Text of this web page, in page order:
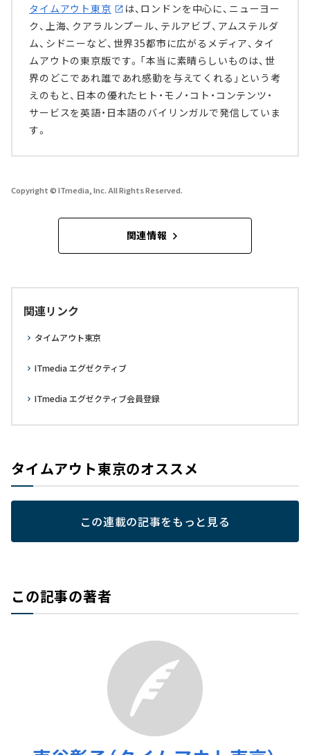
タイムアウト東京
は、ロンドンを中心に、ニューヨー
ク、上海、クアラルンプール、テルアビブ、アムステルダ
ム、シドニーなど、世界35都市に広がるメディア、タイ
ムアウトの東京版です。「本当に素晴らしいものは、世
界のどこであれ誰であれ感動を与えてくれる」という考
えのもと、日本の優れたヒト・モノ・コト・コンテンツ・
サービスを英語・日本語のバイリンガルで発信していま
す。
Copyright © ITmedia, Inc. All Rights Reserved.
関連情報
関連リンク
タイムアウト東京
ITmedia エグゼクティブ
ITmedia エグゼクティブ会員登録
タイムアウト東京のオススメ
この連載の記事をもっと見る
この記事の著者